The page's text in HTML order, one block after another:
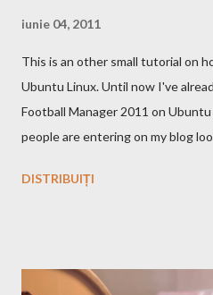
iunie 04, 2011
This is an other small tutorial on
Ubuntu Linux. Until now I've
Football Manager 2011 on
people are entering on my blog
the story and the game play is
definitively sure that you'll find a
DISTRIBUIȚI